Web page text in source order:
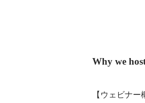
Why we
【ウェビナー